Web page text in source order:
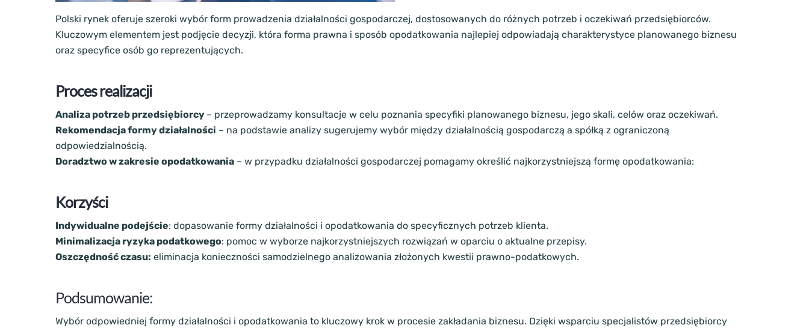
Polski rynek oferuje szeroki wybór form prowadzenia działalności gospodarczej, dostosowanych do różnych potrzeb i oczekiwań przedsiębiorców.
Kluczowym elementem jest podjęcie decyzji, która forma prawna i sposób opodatkowania najlepiej odpowiadają charakterystyce planowanego biznesu
oraz specyfice osób go reprezentujących.
Proces realizacji
Analiza potrzeb przedsiębiorcy – przeprowadzamy konsultacje w celu poznania specyfiki planowanego biznesu, jego skali, celów oraz oczekiwań.
Rekomendacja formy działalności – na podstawie analizy sugerujemy wybór między działalnością gospodarczą a spółką z ograniczoną
odpowiedzialnością.
Doradztwo w zakresie opodatkowania – w przypadku działalności gospodarczej pomagamy określić najkorzystniejszą formę opodatkowania:
Korzyści
Indywidualne podejście: dopasowanie formy działalności i opodatkowania do specyficznych potrzeb klienta.
Minimalizacja ryzyka podatkowego: pomoc w wyborze najkorzystniejszych rozwiązań w oparciu o aktualne przepisy.
Oszczędność czasu: eliminacja konieczności samodzielnego analizowania złożonych kwestii prawno-podatkowych.
Podsumowanie:
Wybór odpowiedniej formy działalności i opodatkowania to kluczowy krok w procesie zakładania biznesu. Dzięki wsparciu specjalistów przedsiębiorcy